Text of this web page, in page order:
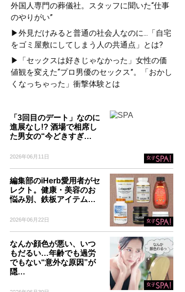
外国人専門の葬儀社。スタッフに聞いた“仕事
のやりがい”
▶外見だけみると普通の社会人なのに...「自宅
をゴミ屋敷にしてしまう人の共通点」とは?
▶「セックスは好きじゃなかった」女性の価
値観を変えた“プロ男優のセックス”。「おかし
くなっちゃった」衝撃体験とは
「3回目のデート」なのに
進展なし!? 酒場で相席し
た男女の“今どきすぎ…
2026年06月11日
編集部のiHerb愛用者がセ
レクト。健康・美容のお
悩み別、鉄板アイテム…
2026年06月22日
なんか顔色が悪い、いつ
もだるい…年齢でも過労
でもない“意外な原因”が
隠…